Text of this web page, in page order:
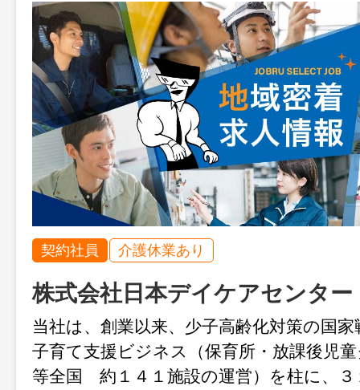
契約社員 介護休業あり
株式会社日本デイケアセンター
当社は、創業以来、少子高齢化対策の国
子育て支援ビジネス（保育所・放課後児
等全国 約１４１施設の運営）を柱に、３